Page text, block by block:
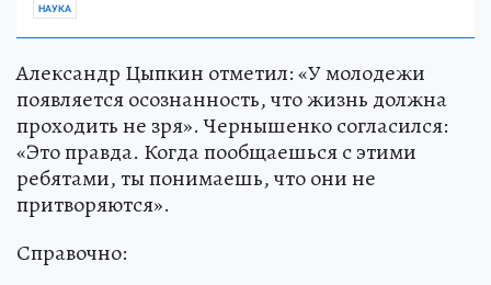
НАУКА
Александр Цыпкин отметил: «У молодежи
появляется осознанность, что жизнь должна
проходить не зря». Чернышенко согласился:
«Это правда. Когда пообщаешься с этими
ребятами, ты понимаешь, что они не
притворяются».
Справочно: